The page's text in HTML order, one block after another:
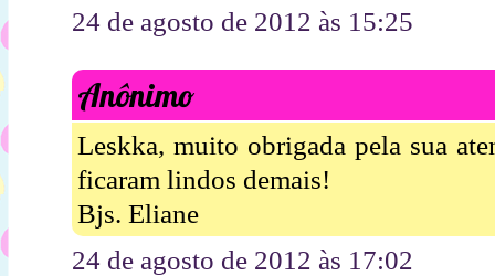
24 de agosto de 2012 às 15:25
Anônimo
Leskka, muito obrigada pela sua
ficaram lindos demais!
Bjs. Eliane
24 de agosto de 2012 às 17:02